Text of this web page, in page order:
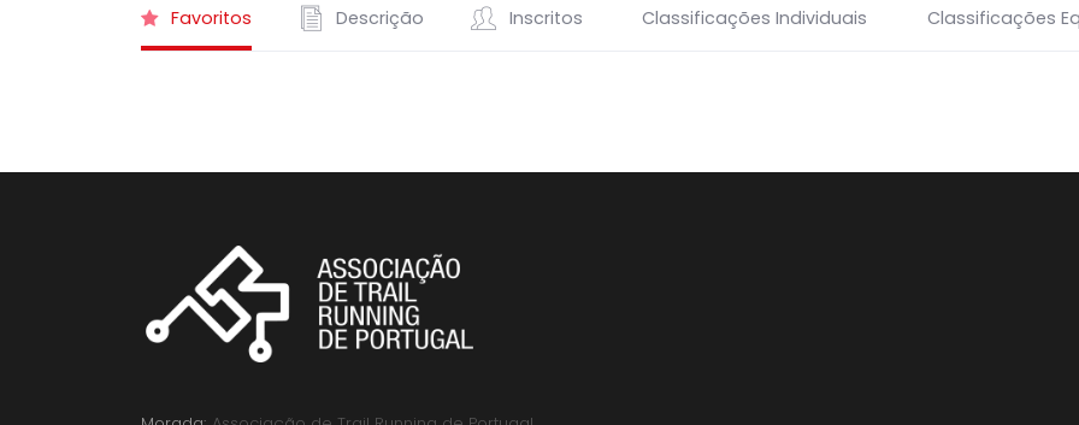
Favoritos Descrição Inscritos Classificações Individuais Classificações